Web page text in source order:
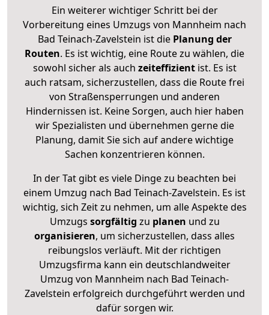
Ein weiterer wichtiger Schritt bei der
Vorbereitung eines Umzugs von Mannheim nach
Bad Teinach-Zavelstein ist diePlanung der
Routen. Es ist wichtig, eine Route zu wählen, die
sowohl sicher als auch zeiteffizientist. Es ist
auch ratsam, sicherzustellen, dass die Route frei
von Straßensperrungen und anderen
Hindernissen ist. Keine Sorgen, auch hier haben
wir Spezialisten und übernehmen gerne die
Planung, damit Sie sich auf andere wichtige
Sachen konzentrieren können.
In der Tat gibt es viele Dinge zu beachten bei
einem Umzug nach Bad Teinach-Zavelstein. Es ist
wichtig, sich Zeit zu nehmen, um alle Aspekte des
Umzugs sorgfältig zu planen und zu
organisieren, um sicherzustellen, dass alles
reibungslos verläuft. Mit der richtigen
Umzugsfirma kann ein deutschlandweiter
Umzug von Mannheim nach Bad Teinach-
Zavelstein erfolgreich durchgeführt werden und
dafür sorgen wir.